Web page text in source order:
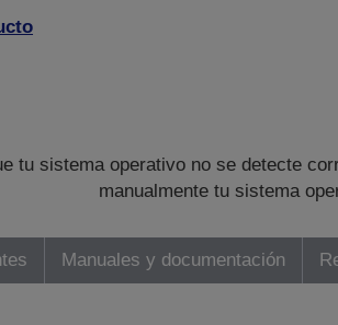
tu sistema operativo no se detecte
manualmente tu sistema
Manuales y documentación